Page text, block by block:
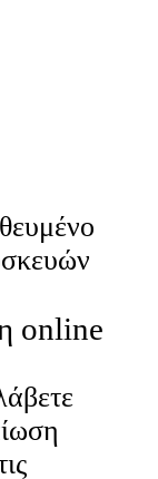
online